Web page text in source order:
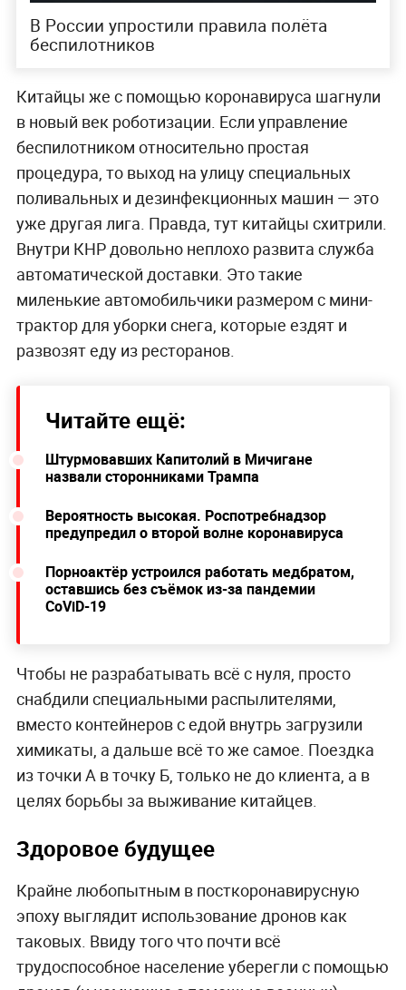
В России упростили правила полёта
беспилотников
Китайцы же с помощью коронавируса шагнули
в новый век роботизации. Если управление
беспилотником относительно простая
процедура, то выход на улицу специальных
поливальных и дезинфекционных машин — это
уже другая лига. Правда, тут китайцы схитрили.
Внутри КНР довольно неплохо развита служба
автоматической доставки. Это такие
миленькие автомобильчики размером с мини-
трактор для уборки снега, которые ездят и
развозят еду из ресторанов.
Читайте ещё:
Штурмовавших Капитолий в Мичигане
назвали сторонниками Трампа
Вероятность высокая. Роспотребнадзор
предупредил о второй волне коронавируса
Порноактёр устроился работать медбратом,
оставшись без съёмок из-за пандемии
CoViD-19
Чтобы не разрабатывать всё с нуля, просто
снабдили специальными распылителями,
вместо контейнеров с едой внутрь загрузили
химикаты, а дальше всё то же самое. Поездка
из точки А в точку Б, только не до клиента, а в
целях борьбы за выживание китайцев.
Здоровое будущее
Крайне любопытным в посткоронавирусную
эпоху выглядит использование дронов как
таковых. Ввиду того что почти всё
трудоспособное население уберегли с помощью